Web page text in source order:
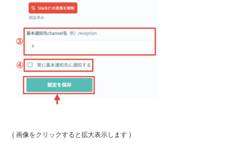
( 画像をクリックすると拡大表示します )